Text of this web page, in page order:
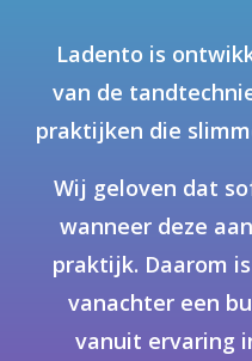
Ladento is
van de
praktijken die
Wij geloven dat
wanneer deze
praktijk. Daarom
vanachter een
vanuit ervaring